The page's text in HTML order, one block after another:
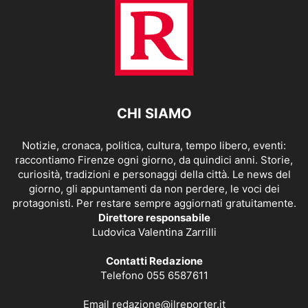
CHI SIAMO
Notizie, cronaca, politica, cultura, tempo libero, eventi:
raccontiamo Firenze ogni giorno, da quindici anni. Storie,
curiosità, tradizioni e personaggi della città. Le news del
giorno, gli appuntamenti da non perdere, le voci dei
protagonisti. Per restare sempre aggiornati gratuitamente.
Direttore responsabile
Ludovica Valentina Zarrilli
Contatti Redazione
Telefono 055 6587611
Email redazione@ilreporter.it